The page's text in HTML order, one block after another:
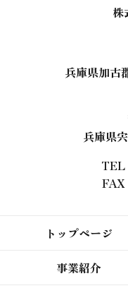
株
兵庫県加古
兵庫県
TEL
トップページ
事業紹介